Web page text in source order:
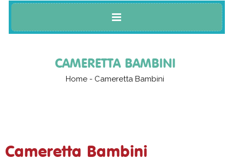
CAMERETTA BAMBINI
Home - Cameretta Bambini
Cameretta Bambini